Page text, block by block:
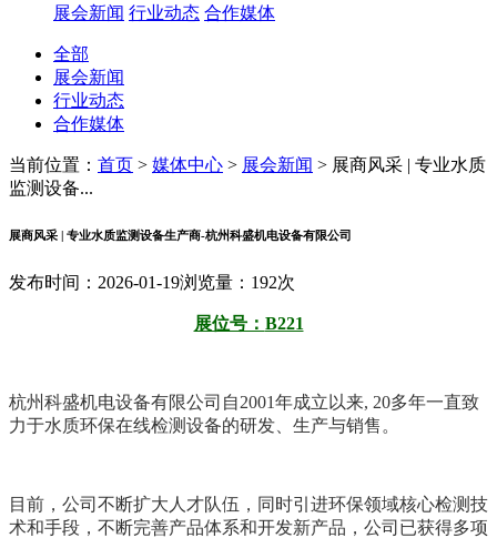
展会新闻 行业动态 合作媒体
全部
展会新闻
行业动态
合作媒体
当前位置： 首页 > 媒体中心 > 展会新闻 > 展商风采 | 专业水质
监测设备...
展商风采 | 专业水质监测设备生产商-杭州科盛机电设备有限公司
发布时间：2026-01-19浏览量：192次
展位号： B221
杭州科盛机电设备有限公司自2001年成立以来, 20多年一直致
力于水质环保在线检测设备的研发、生产与销售。
目前，公司不断扩大人才队伍，同时引进环保领域核心检测技
术和手段，不断完善产品体系和开发新产品，公司已获得多项